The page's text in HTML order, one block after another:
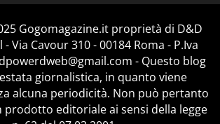
Gogomagazine.it proprietà di D&D
Via Cavour 310 - 00184 Roma - P.Iva
- Questo blog
giornalistica, in quanto viene
alcuna periodicità. Non può pertanto
prodotto editoriale ai sensi della legge
Change privacy settings